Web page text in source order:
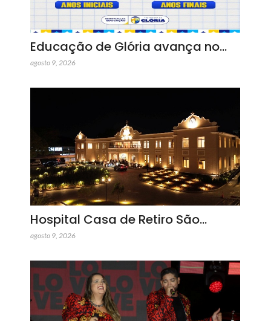
Educação de Glória avança no…
agosto 9, 2026
Hospital Casa de Retiro São…
agosto 9, 2026